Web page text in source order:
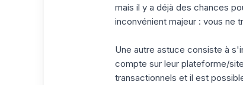
mais il y a déjà des chances
inconvénient majeur : vous ne
Une autre astuce consiste à
compte sur leur plateforme/
transactionnels et il est